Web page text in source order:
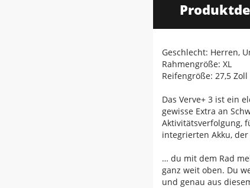
Geschlecht: Herren,
Rahmengröße: XL
Reifengröße: 27,5 Zoll
Das Verve+ 3 ist ein
gewisse Extra an
Aktivitätsverfolgung,
integrierten Akku,
… du mit dem Rad
ganz weit oben. Du
und genau aus